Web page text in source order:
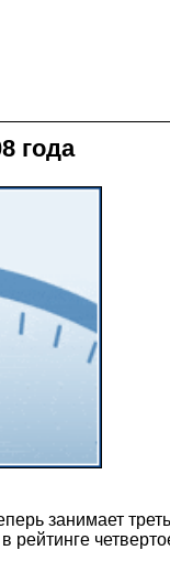
года
занимает
рейтинге